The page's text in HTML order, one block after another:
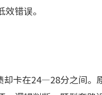
错误。
却卡在24—28分之间